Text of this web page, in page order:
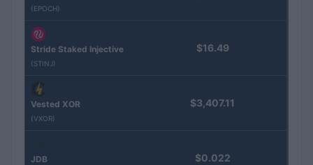
(EPOCH)
Stride Staked Injective
(STINJ)
$16.49
Vested XOR
(VXOR)
$3,407.11
JDB $0.022